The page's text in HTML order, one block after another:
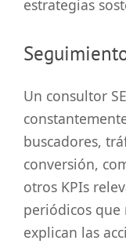
estrategias
Un consultor
buscadores,
conversión,
otros KPIs
periódicos que
explican las